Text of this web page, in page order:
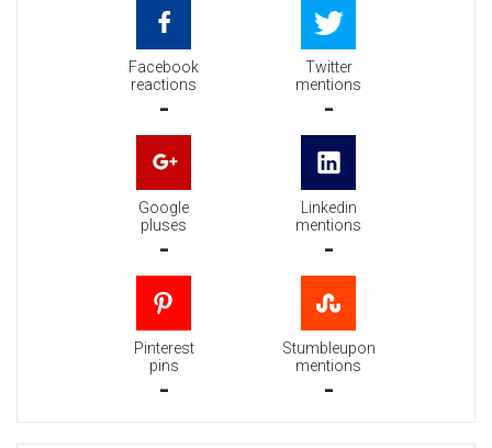
Facebook
reactions
-
Twitter
mentions
-
Google
pluses
-
Linkedin
mentions
-
Pinterest
pins
-
Stumbleupon
mentions
-